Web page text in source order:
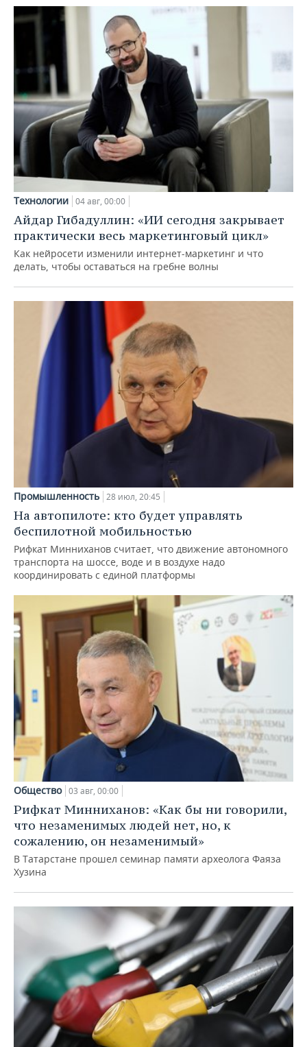
Технологии 04 авг, 00:00
Айдар Гибадуллин: «ИИ сегодня закрывает
практически весь маркетинговый цикл»
Как нейросети изменили интернет-маркетинг и что
делать, чтобы оставаться на гребне волны
Промышленность 28 июл, 20:45
На автопилоте: кто будет управлять
беспилотной мобильностью
Рифкат Минниханов считает, что движение автономного
транспорта на шоссе, воде и в воздухе надо
координировать с единой платформы
Общество 03 авг, 00:00
Рифкат Минниханов: «Как бы ни говорили,
что незаменимых людей нет, но, к
сожалению, он незаменимый»
В Татарстане прошел семинар памяти археолога Фаяза
Хузина